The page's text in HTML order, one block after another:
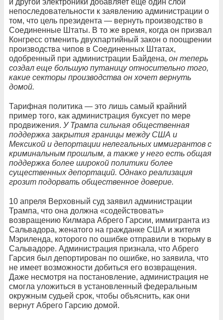
и другой электроники добавляет еще один слой
непоследовательности к заявлению администрации о
том, что цель президента — вернуть производство в
Соединенные Штаты. В то же время, когда он призвал
Конгресс отменить двухпартийный закон о поощрении
производства чипов в Соединенных Штатах,
одобренный при администрации Байдена, он теперь
создал еще большую путаницу относительно того,
какие секторы производства он хочет вернуть
домой.
Тарифная политика — это лишь самый крайний
пример того, как администрация буксует по мере
продвижения. У Трампа сильная общественная
поддержка закрытия границы между США и
Мексикой и депортации нелегальных иммигрантов с
криминальным прошлым, а также у него есть общая
поддержка более широкой политики более
существенных депортаций. Однако реализация
грозит подорвать общественное доверие.
10 апреля Верховный суд заявил администрации
Трампа, что она должна «содействовать»
возвращению Килмара Абрего Гарсии, иммигранта из
Сальвадора, женатого на гражданке США и жителя
Мэриленда, которого по ошибке отправили в тюрьму в
Сальвадоре. Администрация признала, что Абрего
Гарсия был депортирован по ошибке, но заявила, что
не имеет возможности добиться его возвращения.
Даже несмотря на постановление, администрация не
смогла уложиться в установленный федеральным
окружным судьей срок, чтобы объяснить, как они
вернут Абрего Гарсию домой.